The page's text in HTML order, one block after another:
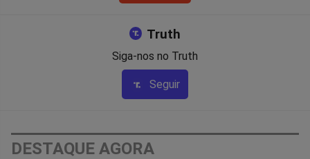
Truth
Siga-nos no Truth
Seguir
DESTAQUE AGORA